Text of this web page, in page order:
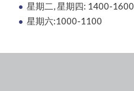
星期二, 星期四: 1400-1600
星期六:1000-1100